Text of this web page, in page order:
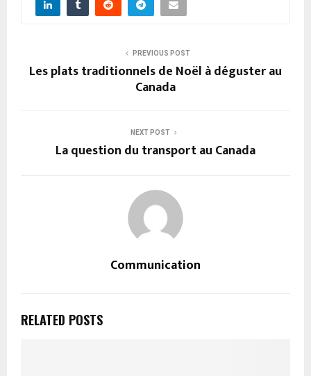
PREVIOUS POST
Les plats traditionnels de Noël à déguster au
Canada
NEXT POST
La question du transport au Canada
Communication
RELATED POSTS